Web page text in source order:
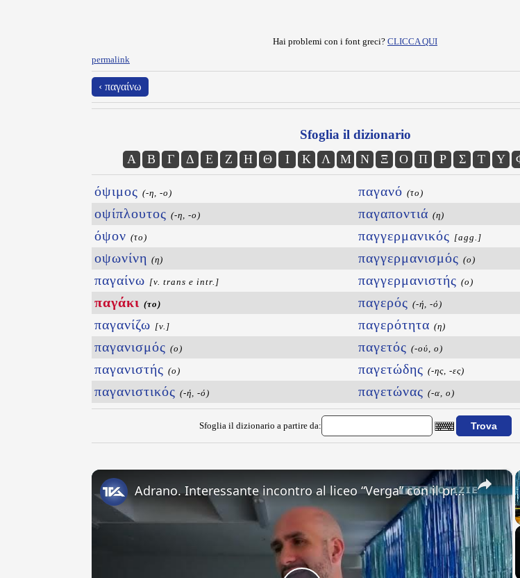
Hai problemi con i font greci? CLICCA QUI
permalink
‹ παγαίνω
Sfoglia il dizionario
Α Β Γ Δ Ε Ζ Η Θ Ι Κ Λ Μ Ν Ξ Ο Π Ρ Σ Τ Υ
όψιμος (-η, -ο)
οψίπλουτος (-η, -ο)
όψον (το)
οψωνίνη (η)
παγαίνω [v. trans e intr.]
παγάκι (το)
παγανίζω [v.]
παγανισμός (ο)
παγανιστής (ο)
παγανιστικός (-ή, -ό)
παγανό (το)
παγαποντιά (η)
παγγερμανικός [agg.]
παγγερμανισμός (ο)
παγγερμανιστής (ο)
παγερός (-ή, -ό)
παγερότητα (η)
παγετός (-ού, ο)
παγετώδης (-ης, -ες)
παγετώνας (-α, ο)
Sfoglia il dizionario a partire da:
×
Adrano. Interessante incontro al liceo “Verga” con il prof. Fabio Gamberini. Studenti del Linguistic